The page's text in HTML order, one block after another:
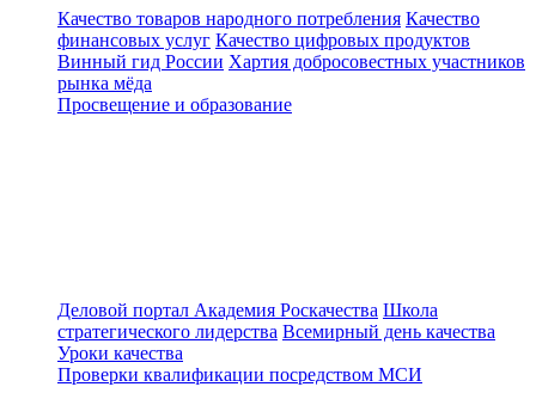
Качество товаров народного потребления Качество
финансовых услуг Качество цифровых продуктов
Винный гид России Хартия добросовестных участников
рынка мёда
Просвещение и образование
Деловой портал Академия Роскачества Школа
стратегического лидерства Всемирный день качества
Уроки качества
Проверки квалификации посредством МСИ